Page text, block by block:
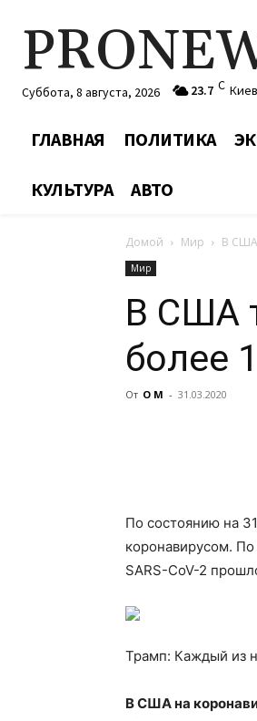
Суббота, 8 августа, 2026 23.7 C Киев
ГЛАВНАЯ ПОЛИТИКА
КУЛЬТУРА АВТО
Домой Мир В США
Мир
В США
более
От О М - 31.03.2020
По состоянию на
коронавирусом.
SARS-CoV-2
Трамп: Каждый из
В США на